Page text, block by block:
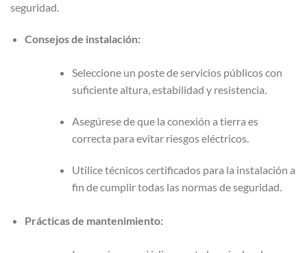
seguridad.
Consejos de instalación:
Seleccione un poste de servicios públicos con
suficiente altura, estabilidad y resistencia.
Asegúrese de que la conexión a tierra es
correcta para evitar riesgos eléctricos.
Utilice técnicos certificados para la instalación a
fin de cumplir todas las normas de seguridad.
Prácticas de mantenimiento: